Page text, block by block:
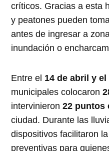
críticos. Gracias a esta
y peatones pueden
antes de ingresar a
inundación o
Entre el 14 de abril y
municipales colocaron
intervinieron22 puntos
ciudad. Durante las
dispositivos facilitaron
preventivas para